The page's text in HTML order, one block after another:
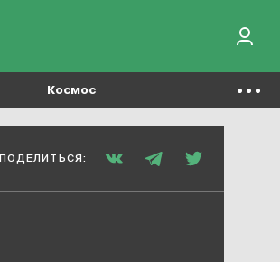
Космос
ПОДЕЛИТЬСЯ: